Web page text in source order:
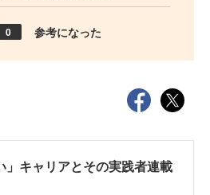
0 参考になった
」キャリアとその実践者連載